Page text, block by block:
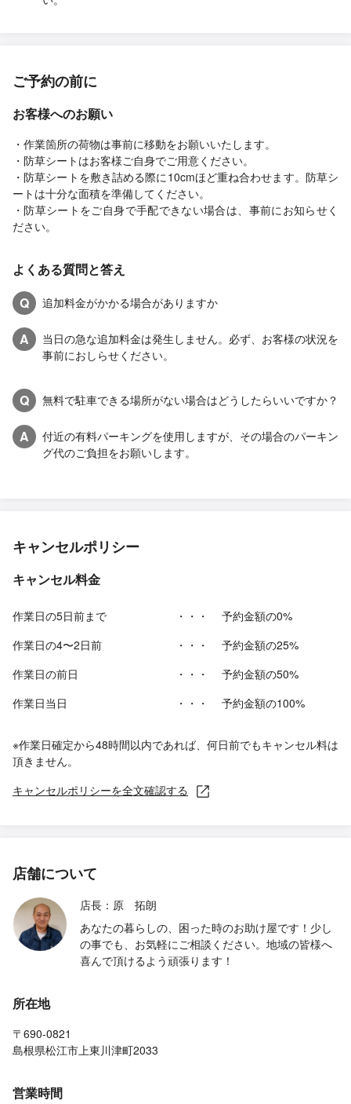
ご予約の前に
お客様へのお願い
・作業箇所の荷物は事前に移動をお願いいたします。
・防草シートはお客様ご自身でご用意ください。
・防草シートを敷き詰める際に10cmほど重ね合わせます。防草シ
ートは十分な面積を準備してください。
・防草シートをご自身で手配できない場合は、事前にお知らせく
ださい。
よくある質問と答え
Q
追加料金がかかる場合がありますか
A
当日の急な追加料金は発生しません。必ず、お客様の状況を
事前におしらせください。
Q 無料で駐車できる場所がない場合はどうしたらいいですか？
A
付近の有料パーキングを使用しますが、その場合のパーキン
グ代のご負担をお願いします。
キャンセルポリシー
キャンセル料金
作業日の5日前まで ・・・
予約金額の0%
作業日の4〜2日前
・・・
予約金額の25%
作業日の前日
・・・
予約金額の50%
作業日当日
・・・ 予約金額の100%
※作業日確定から48時間以内であれば、何日前でもキャンセル料は
頂きません。
キャンセルポリシーを全文確認する
店舗について
店長：原 拓朗
あなたの暮らしの、困った時のお助け屋です！少し
の事でも、お気軽にご相談ください。地域の皆様へ
喜んで頂けるよう頑張ります！
所在地
〒690-0821
島根県松江市上東川津町2033
営業時間